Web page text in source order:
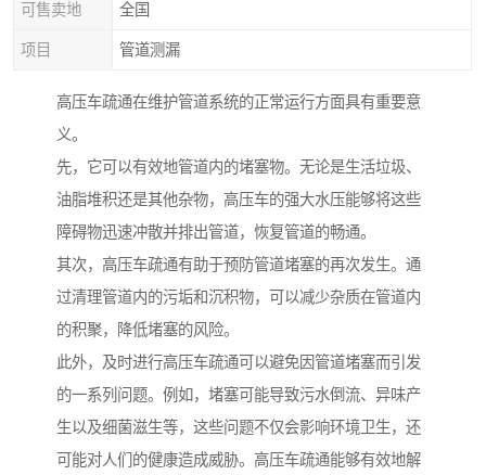
可售卖地 全国
项目 管道测漏
高压车疏通在维护管道系统的正常运行方面具有重要意
义。
先，它可以有效地管道内的堵塞物。无论是生活垃圾、
油脂堆积还是其他杂物，高压车的强大水压能够将这些
障碍物迅速冲散并排出管道，恢复管道的畅通。
其次，高压车疏通有助于预防管道堵塞的再次发生。通
过清理管道内的污垢和沉积物，可以减少杂质在管道内
的积聚，降低堵塞的风险。
此外，及时进行高压车疏通可以避免因管道堵塞而引发
的一系列问题。例如，堵塞可能导致污水倒流、异味产
生以及细菌滋生等，这些问题不仅会影响环境卫生，还
可能对人们的健康造成威胁。高压车疏通能够有效地解